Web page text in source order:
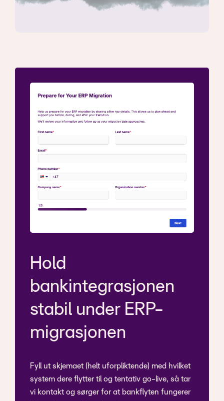
Hold
bankintegrasjonen
stabil under ERP-
migrasjonen
Fyll ut skjemaet (helt uforpliktende) med hvilket
system dere flytter til og tentativ go-live, så tar
vi kontakt og sørger for at bankflyten fungerer